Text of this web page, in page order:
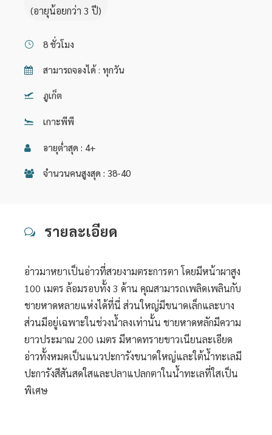
(อายุน้อยกว่า 3 ปี)
8 ชั่วโมง
สามารถจองได้ : ทุกวัน
ภูเก็ต
เกาะพีพี
อายุต่ำสุด : 4+
จำนวนคนสูงสุด : 38-40
รายละเอียด
อ่าวมาหยาเป็นอ่าวที่สวยงามตระการตา โดยมีหน้าผาสูง
100 เมตร ล้อมรอบทั้ง 3 ด้าน คุณสามารถเพลิดเพลินกับ
ชายหาดหลายแห่งได้ที่นี่ ส่วนใหญ่มีขนาดเล็กและบาง
ส่วนมีอยู่เฉพาะในช่วงน้ำลงเท่านั้น ชายหาดหลักมีความ
ยาวประมาณ 200 เมตร มีหาดทรายขาวเนียนละเอียด
อ่าวทั้งหมดเป็นแนวปะการังขนาดใหญ่และใต้น้ำทะเลมี
ปะการังสีสันสดใสและปลาแปลกตาในน้ำทะเลที่ใสเป็น
พิเศษ